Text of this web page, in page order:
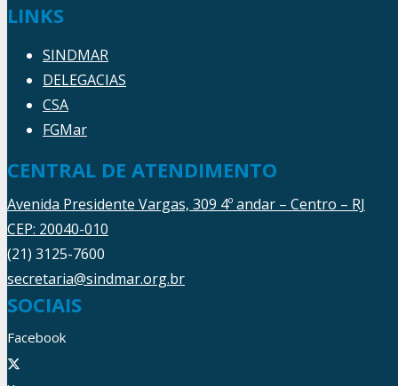
LINKS
SINDMAR
DELEGACIAS
CSA
FGMar
CENTRAL DE ATENDIMENTO
Avenida Presidente Vargas, 309 4º andar – Centro – RJ
CEP: 20040-010
(21) 3125-7600
secretaria@sindmar.org.br
SOCIAIS
Facebook